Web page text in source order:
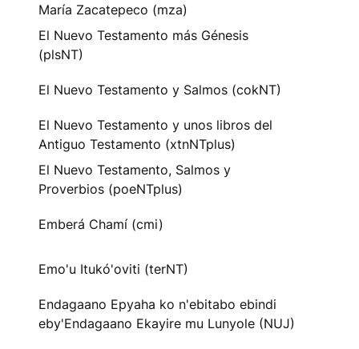
María Zacatepeco (mza)
El Nuevo Testamento más Génesis
(plsNT)
El Nuevo Testamento y Salmos (cokNT)
El Nuevo Testamento y unos libros del
Antiguo Testamento (xtnNTplus)
El Nuevo Testamento, Salmos y
Proverbios (poeNTplus)
Emberá Chamí (cmi)
Emo'u Itukó'oviti (terNT)
Endagaano Epyaha ko n'ebitabo ebindi
eby'Endagaano Ekayire mu Lunyole (NUJ)